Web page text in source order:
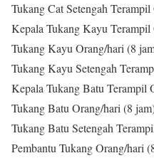
Tukang Cat Setengah
Kepala Tukang Kayu
Tukang Kayu Orang/hari (8
Tukang Kayu Setengah
Kepala Tukang Batu Terampil
Tukang Batu Orang/hari (8
Tukang Batu Setengah
Pembantu Tukang Orang/hari